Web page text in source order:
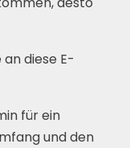
diese E-
für ein
und den